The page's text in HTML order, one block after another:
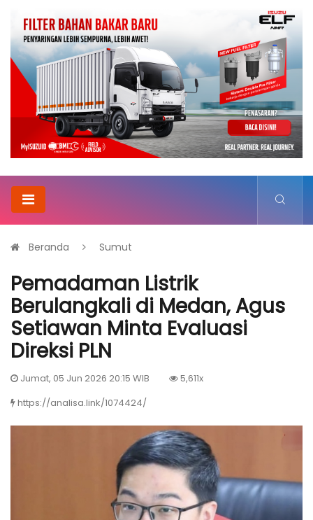
Beranda Sumut
Pemadaman Listrik
Berulangkali di Medan, Agus
Setiawan Minta Evaluasi
Direksi PLN
Jumat, 05 Jun 2026 20:15 WIB
5,611x
https://analisa.link/1074424/